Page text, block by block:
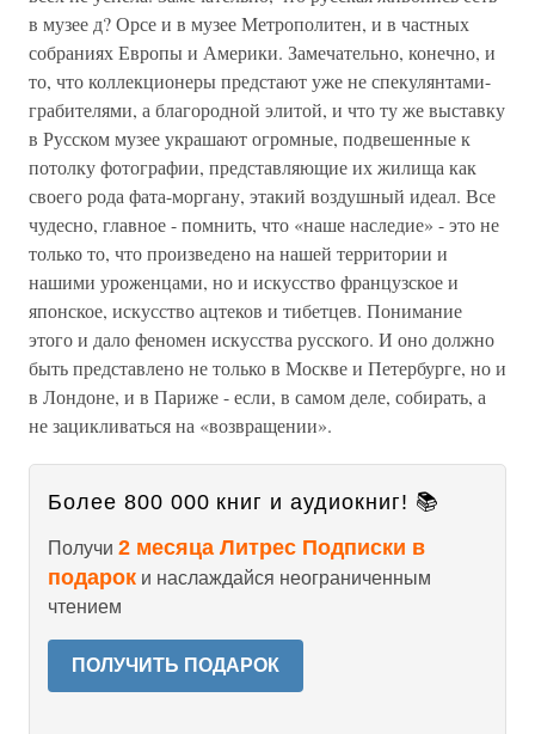
в музее д? Орсе и в музее Метрополитен, и в частных
собраниях Европы и Америки. Замечательно, конечно, и
то, что коллекционеры предстают уже не спекулянтами-
грабителями, а благородной элитой, и что ту же выставку
в Русском музее украшают огромные, подвешенные к
потолку фотографии, представляющие их жилища как
своего рода фата-моргану, этакий воздушный идеал. Все
чудесно, главное - помнить, что «наше наследие» - это не
только то, что произведено на нашей территории и
нашими уроженцами, но и искусство французское и
японское, искусство ацтеков и тибетцев. Понимание
этого и дало феномен искусства русского. И оно должно
быть представлено не только в Москве и Петербурге, но и
в Лондоне, и в Париже - если, в самом деле, собирать, а
не зацикливаться на «возвращении».
Более 800 000 книг и аудиокниг! 📚
Получи 2 месяца Литрес Подписки в
подарок и наслаждайся неограниченным
чтением
ПОЛУЧИТЬ ПОДАРОК